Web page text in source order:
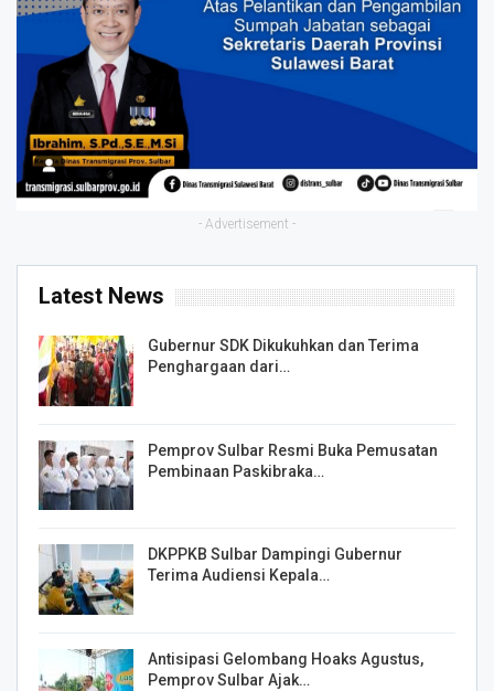
- Advertisement -
Latest News
Gubernur SDK Dikukuhkan dan Terima
Penghargaan dari…
Pemprov Sulbar Resmi Buka Pemusatan
Pembinaan Paskibraka…
DKPPKB Sulbar Dampingi Gubernur
Terima Audiensi Kepala…
Antisipasi Gelombang Hoaks Agustus,
Pemprov Sulbar Ajak…